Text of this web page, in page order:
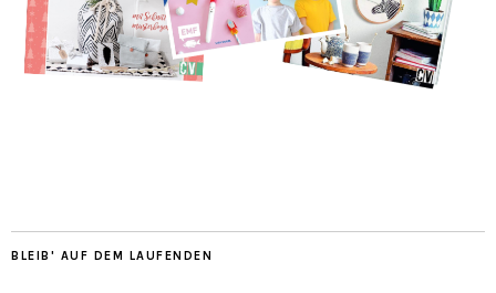
BLEIB' AUF DEM LAUFENDEN